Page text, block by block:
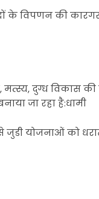
के विपणन की
मत्स्य, दुग्ध विकास
जा रहा है:धामी
योजनाओं को